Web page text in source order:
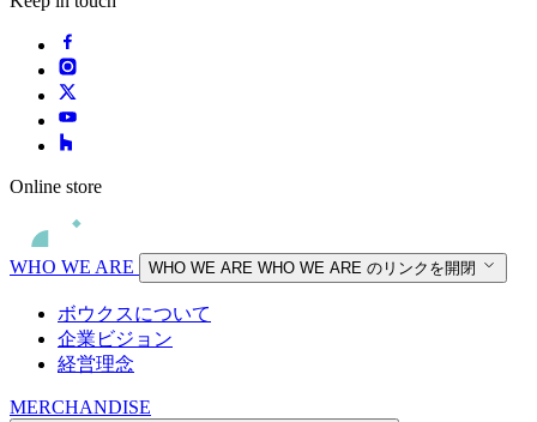
Online store
WHO WE ARE WHO WE ARE WHO WE ARE のリンクを開閉
ボウクスについて
企業ビジョン
経営理念
MERCHANDISE